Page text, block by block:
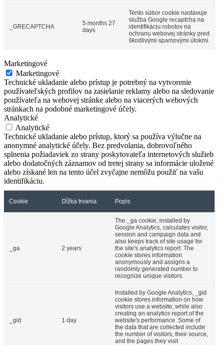
_GRECAPTCHA
5 months 27
days
Tento súbor cookie nastavuje
služba Google recaptcha na
identifikáciu robotov na
ochranu webovej stránky pred
škodlivými spamovými útokmi.
Marketingové
Marketingové
Technické ukladanie alebo prístup je potrebný na vytvorenie
používateľských profilov na zasielanie reklamy alebo na sledovanie
používateľa na webovej stránke alebo na viacerých webových
stránkach na podobné marketingové účely.
Analytické
Analytické
Technické ukladanie alebo prístup, ktorý sa používa výlučne na
anonymné analytické účely. Bez predvolania, dobrovoľného
splnenia požiadaviek zo strany poskytovateľa internetových služieb
alebo dodatočných záznamov od tretej strany sa informácie uložené
alebo získané len na tento účel zvyčajne nemôžu použiť na vašu
identifikáciu.
Cookie Dĺžka trvania Popis
_ga 2 years
The _ga cookie, installed by
Google Analytics, calculates visitor,
session and campaign data and
also keeps track of site usage for
the site's analytics report. The
cookie stores information
anonymously and assigns a
randomly generated number to
recognize unique visitors.
_gid 1 day
Installed by Google Analytics, _gid
cookie stores information on how
visitors use a website, while also
creating an analytics report of the
website's performance. Some of
the data that are collected include
the number of visitors, their source,
and the pages they visit